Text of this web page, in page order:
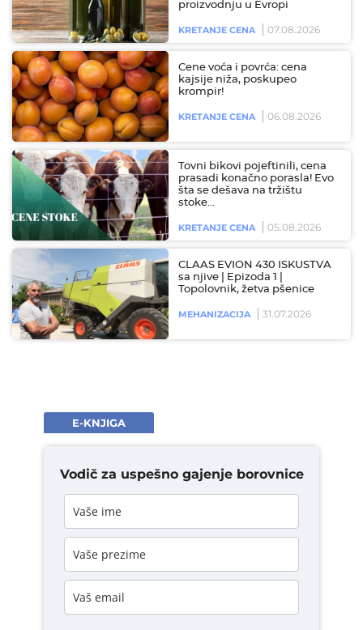
proizvodnju u Evropi
KRETANJE CENA 07.08.2026
Cene voća i povrća: cena
kajsije niža, poskupeo
krompir!
KRETANJE CENA 06.08.2026
Tovni bikovi pojeftinili, cena
prasadi konačno porasla! Evo
šta se dešava na tržištu
stoke…
KRETANJE CENA 05.08.2026
CLAAS EVION 430 ISKUSTVA
sa njive | Epizoda 1 |
Topolovnik, žetva pšenice
MEHANIZACIJA 31.07.2026
E-KNJIGA
Vodič za uspešno gajenje borovnice